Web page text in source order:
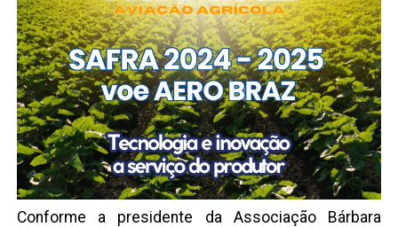
Conforme a presidente da Associação Bárbara